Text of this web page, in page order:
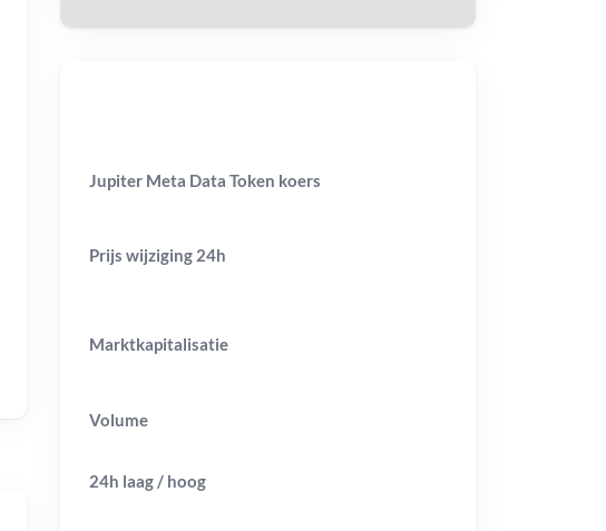
Jupiter Meta Data Token koers
Prijs wijziging 24h
Marktkapitalisatie
Volume
24h laag / hoog